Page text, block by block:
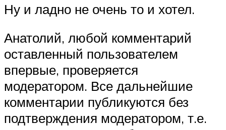
Ну и ладно не очень то и хотел.
Анатолий, любой комментарий
оставленный пользователем
впервые, проверяется
модератором. Все дальнейшие
комментарии публикуются без
подтверждения модератором, т.е.